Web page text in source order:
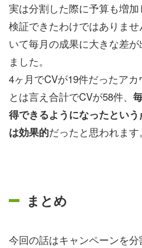
実は分割した際に予算も増
検証できたわけではありま
いて毎月の成果に大きな差
ました。
4ヶ月でCVが19件だったア
とは言え合計でCVが58件、
得できるようになったとい
は効果的だったと思われます。
まとめ
今回の話はキャンペーンを